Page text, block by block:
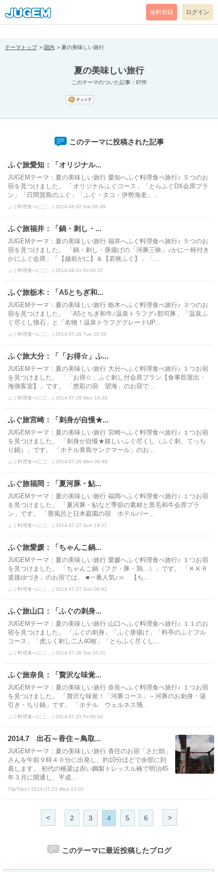
[pear_error: message="Success" code=0 mode=return level=notice
prefix="" info=""]
無料登録 ログイン
テーマトップ 国内 夏の美味しい旅行
夏の美味しい旅行
このテーマのついた記事：97件
このテーマに投稿された記事
ふぐ旅愛知：「オリジナル...
JUGEMテーマ：夏の美味しい旅行 愛知へふぐ料理食べ旅行♪ ５つのお
宿を見つけました。 「オリジナルふぐコース」「とらふぐDX会席プラ
ン」「日間賀島のふぐ」「ふぐ・タコ・伊勢海老」...
ふぐ料理食べにご... | 2014.08.02 Sat 06:49
ふぐ旅福井：「鍋・刺し・...
JUGEMテーマ：夏の美味しい旅行 福井へふぐ料理食べ旅行♪ ５つのお
宿を見つけました。 「鍋・刺し・唐揚げの「河豚三昧」♪かに一杯付き
かにふぐ会席」「【越前がに】＆【若狭ふぐ】」「...
ふぐ料理食べにご... | 2014.08.01 Fri 06:37
ふぐ旅栃木：「A5とちぎ和...
JUGEMテーマ：夏の美味しい旅行 栃木へふぐ料理食べ旅行♪ ３つのお
宿を見つけました。 「A5とちぎ和牛♪温泉トラフグ♪郡司豚」「温泉ふ
ぐ尽くし懐石」と「名物！温泉トラフググレードUP...
ふぐ料理食べにご... | 2014.07.29 Tue 10:50
ふぐ旅大分：「「お得☆」ふ...
JUGEMテーマ：夏の美味しい旅行 大分へふぐ料理食べ旅行♪ １つお宿
を見つけました。 「「お得☆」ふぐ刺し付会席プラン【食事部屋出・
海側客室】」です。 「悠彩の宿 望海」のお宿で...
ふぐ料理食べにご... | 2014.07.28 Mon 19:20
ふぐ旅宮崎：「刺身が自慢★...
JUGEMテーマ：夏の美味しい旅行 宮崎へふぐ料理食べ旅行♪ １つお宿
を見つけました。 「刺身が自慢★嬉しいふぐ尽くし（ふぐ刺、てっち
り鍋）」です。 「ホテル青島サンクマール」のお...
ふぐ料理食べにご... | 2014.07.28 Mon 06:48
ふぐ旅福岡：「夏河豚・鮎...
JUGEMテーマ：夏の美味しい旅行 福岡へふぐ料理食べ旅行♪ １つお宿
を見つけました。 「夏河豚・鮎など季節の素材と黒毛和牛会席プラ
ン」です。 「畳風呂と日本庭園の宿 ホテルパー...
ふぐ料理食べにご... | 2014.07.27 Sun 19:27
ふぐ旅愛媛：「ちゃんこ鍋...
JUGEMテーマ：夏の美味しい旅行 愛媛へふぐ料理食べ旅行♪ １つお宿
を見つけました。 「ちゃんこ鍋（フグ・豚・鶏…）」です。 「ＫＫＲ
道後ゆづき」のお宿では、 ■一番人気♪≫ 【ち...
ふぐ料理食べにご... | 2014.07.27 Sun 06:42
ふぐ旅山口：「ふぐの刺身...
JUGEMテーマ：夏の美味しい旅行 山口へふぐ料理食べ旅行♪ １１のお
宿を見つけました。 「ふぐの刺身」「ふぐ唐揚げ」「料亭のふぐフル
コース」「虎ふく刺し二人40枚」「とらふく尽くし...
ふぐ料理食べにご... | 2014.07.26 Sat 10:31
ふぐ旅奈良：「贅沢な味覚...
JUGEMテーマ：夏の美味しい旅行 奈良へふぐ料理食べ旅行♪ １つお宿
を見つけました。 「贅沢な味覚！「河豚コース」～河豚のお刺身・湯
引き・ちり鍋」です。 「ホテル ウェルネス飛...
ふぐ料理食べにご... | 2014.07.25 Fri 06:42
2014.7 出石～香住～鳥取...
JUGEMテーマ：夏の美味しい旅行 香住のお宿「さだ助」
さんを午前９時４０分に出発し、約10分ほどで余部に到
着します。 初代の橋梁は赤い鋼製トレッスル橋で明治45
年３月に開通し、平成...
TripTrips | 2014.07.23 Wed 23:02
< 2 3 4 5 6 >
このテーマに最近投稿したブログ